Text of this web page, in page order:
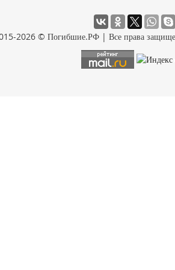
2026 © Погибшие.РФ | Все права